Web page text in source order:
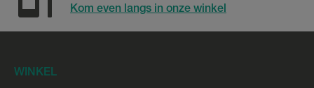
Kom even langs in onze winkel
WINKEL